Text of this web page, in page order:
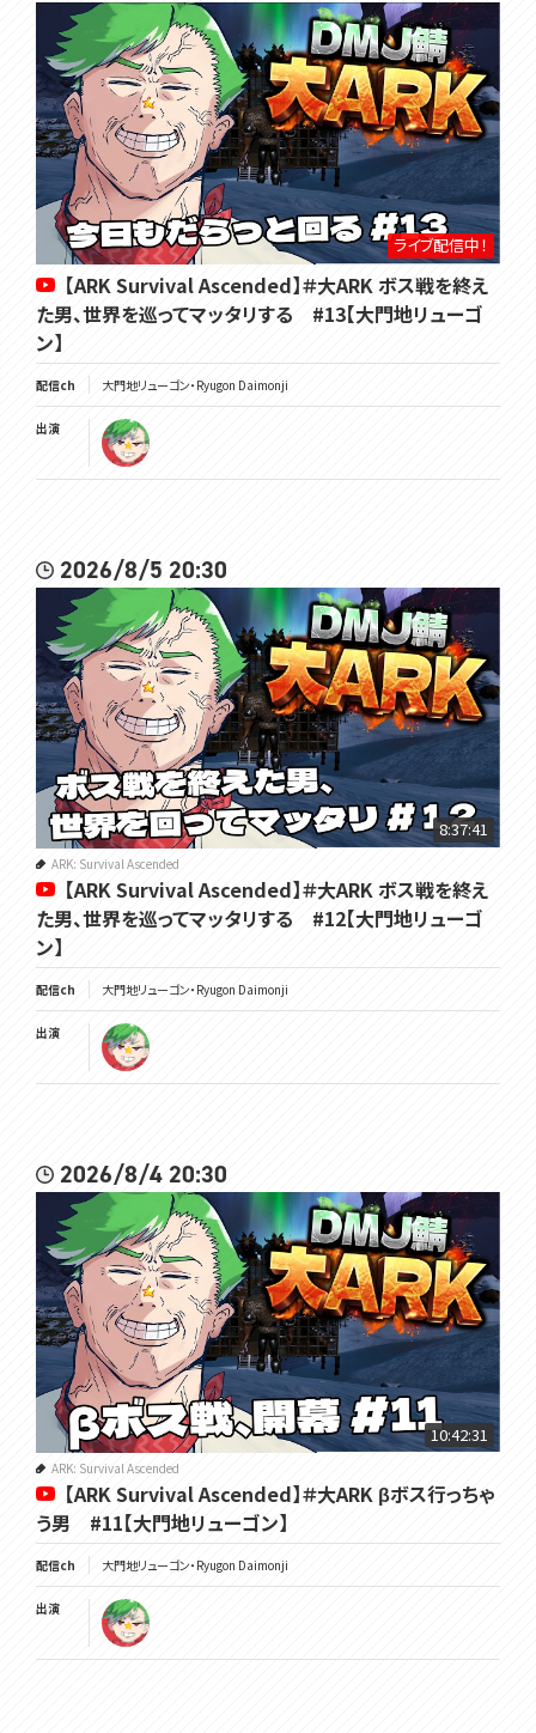
ライブ配信中！
【ARK Survival Ascended】＃大ARK ボス戦を終え
た男、世界を巡ってマッタリする #13【大門地リューゴ
ン】
配信ch 大門地リューゴン・Ryugon Daimonji
出演
2026/8/5 20:30
8:37:41
ARK: Survival Ascended
【ARK Survival Ascended】＃大ARK ボス戦を終え
た男、世界を巡ってマッタリする #12【大門地リューゴ
ン】
配信ch 大門地リューゴン・Ryugon Daimonji
出演
2026/8/4 20:30
10:42:31
ARK: Survival Ascended
【ARK Survival Ascended】＃大ARK βボス行っちゃ
う男 #11【大門地リューゴン】
配信ch 大門地リューゴン・Ryugon Daimonji
出演